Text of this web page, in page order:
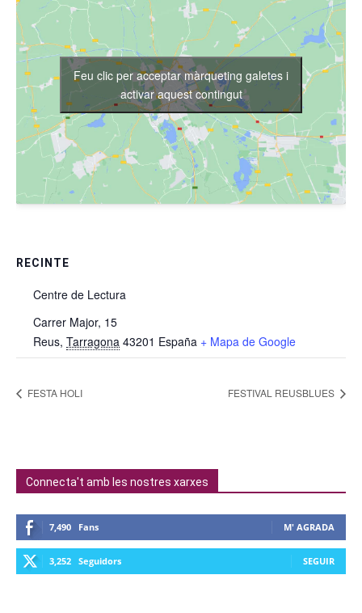
RECINTE
Centre de Lectura
Carrer Major, 15
Reus, Tarragona 43201 España + Mapa de Google
Feu clic per acceptar màrqueting galetes i
activar aquest contingut
FESTA HOLI FESTIVAL REUSBLUES
Connecta't amb les nostres xarxes
7,490 Fans M' AGRADA
3,252 Seguidors SEGUIR